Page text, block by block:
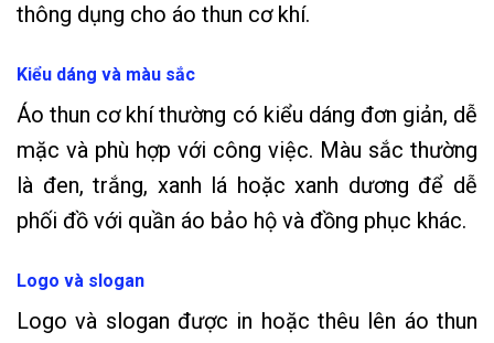
thông dụng cho áo thun cơ khí.
Kiểu dáng và màu sắc
Áo thun cơ khí thường có kiểu dáng đơn giản, dễ
mặc và phù hợp với công việc. Màu sắc thường
là đen, trắng, xanh lá hoặc xanh dương để dễ
phối đồ với quần áo bảo hộ và đồng phục khác.
Logo và slogan
Logo và slogan được in hoặc thêu lên áo thun